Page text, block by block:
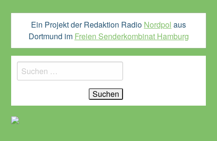
Ein Projekt der Redaktion Radio Nordpol aus
Dortmund im Freien Senderkombinat Hamburg
nach: